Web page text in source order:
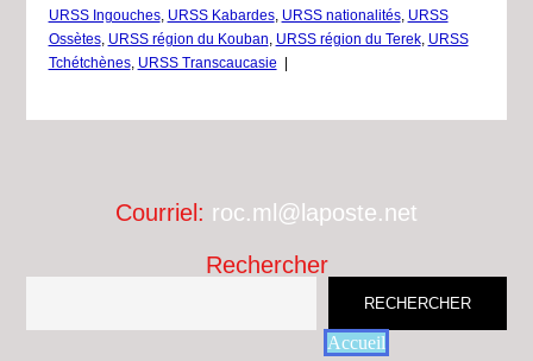
URSS Ingouches, URSS Kabardes, URSS nationalités, URSS
Ossètes, URSS région du Kouban URSS région du Terek, URSS
Tchétchènes, URSS Transcaucasie
Courriel: roc.ml@laposte.net
Rechercher
RECHERCHER
Accueil